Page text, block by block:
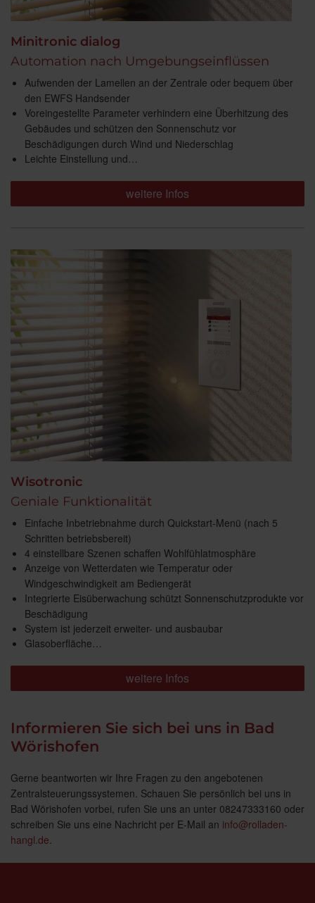
Minitronic dialog
Automation nach Umgebungseinflüssen
Aufwenden der Lamellen an der Zentrale oder bequem über
den EWFS Handsender
Voreingestellte Parameter verhindern eine Überhitzung des
Gebäudes und schützen den Sonnenschutz vor
Beschädigungen durch Wind und Niederschlag
Leichte Einstellung und…
weitere Infos
Wisotronic
Geniale Funktionalität
Einfache Inbetriebnahme durch Quickstart-Menü (nach 5
Schritten betriebsbereit)
4 einstellbare Szenen schaffen Wohlfühlatmosphäre
Anzeige von Wetterdaten wie Temperatur oder
Windgeschwindigkeit am Bediengerät
Integrierte Eisüberwachung schützt Sonnenschutzprodukte vor
Beschädigung
System ist jederzeit erweiter- und ausbaubar
Glasoberfläche…
weitere Infos
Informieren Sie sich bei uns in Bad
Wörishofen
Gerne beantworten wir Ihre Fragen zu den angebotenen
Zentralsteuerungssystemen. Schauen Sie persönlich bei uns in
Bad Wörishofen vorbei, rufen Sie uns an unter 08247333160 oder
schreiben Sie uns eine Nachricht per E-Mail an info@rolladen-
hangl.de